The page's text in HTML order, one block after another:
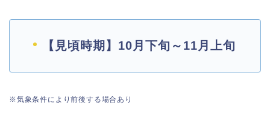
【見頃時期】10月下旬～11月上旬
※気象条件により前後する場合あり